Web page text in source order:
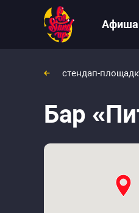
ул.
Афиша
стендап-
Бар